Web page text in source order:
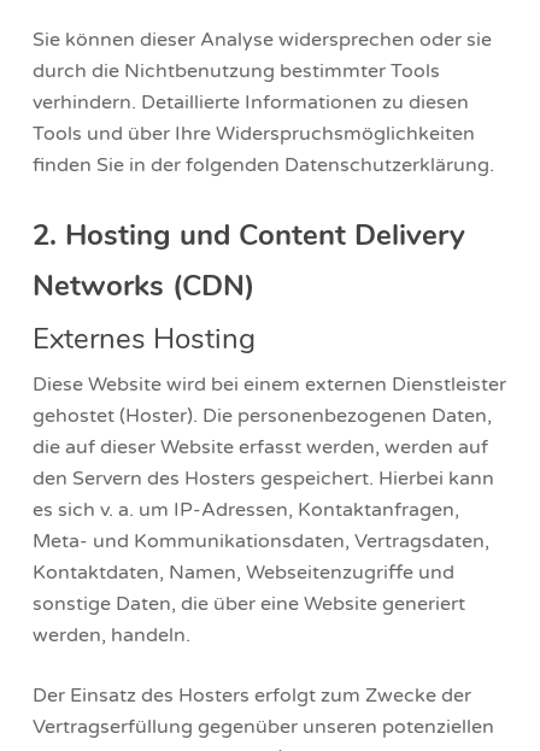
Sie können dieser Analyse widersprechen oder sie
durch die Nichtbenutzung bestimmter Tools
verhindern. Detaillierte Informationen zu diesen
Tools und über Ihre Widerspruchsmöglichkeiten
finden Sie in der folgenden Datenschutzerklärung.
2. Hosting und Content Delivery
Networks (CDN)
Externes Hosting
Diese Website wird bei einem externen Dienstleister
gehostet (Hoster). Die personenbezogenen Daten,
die auf dieser Website erfasst werden, werden auf
den Servern des Hosters gespeichert. Hierbei kann
es sich v. a. um IP-Adressen, Kontaktanfragen,
Meta- und Kommunikationsdaten, Vertragsdaten,
Kontaktdaten, Namen, Webseitenzugriffe und
sonstige Daten, die über eine Website generiert
werden, handeln.
Der Einsatz des Hosters erfolgt zum Zwecke der
Vertragserfüllung gegenüber unseren potenziellen